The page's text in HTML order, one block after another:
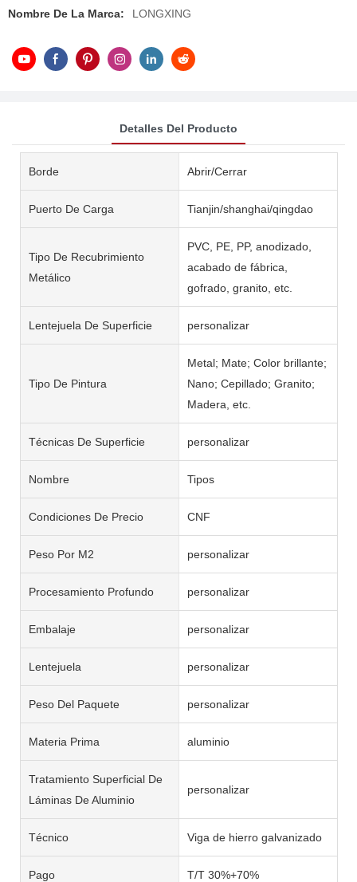
Nombre De La Marca:
LONGXING
Detalles Del Producto
Borde Abrir/Cerrar
Puerto De Carga Tianjin/shanghai/qingdao
Tipo De Recubrimiento
Metálico
PVC, PE, PP, anodizado,
acabado de fábrica,
gofrado, granito, etc.
Lentejuela De Superficie personalizar
Tipo De Pintura
Metal; Mate; Color brillante;
Nano; Cepillado; Granito;
Madera, etc.
Técnicas De Superficie personalizar
Nombre Tipos
Condiciones De Precio CNF
Peso Por M2 personalizar
Procesamiento Profundo personalizar
Embalaje personalizar
Lentejuela personalizar
Peso Del Paquete personalizar
Materia Prima aluminio
Tratamiento Superficial De
Láminas De Aluminio
personalizar
Técnico Viga de hierro galvanizado
Pago T/T 30%+70%